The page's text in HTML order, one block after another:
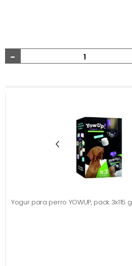
-
Yogur para perro YOWUP, pack 3x115 g